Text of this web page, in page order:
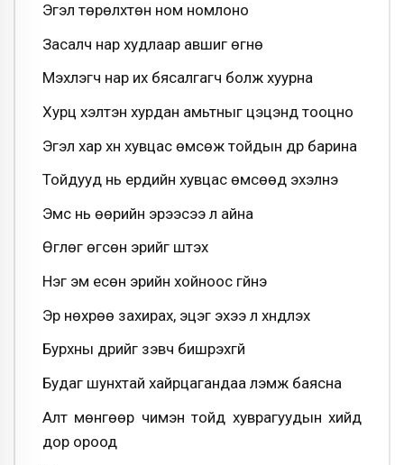
Эгэл төрөлхтөн ном номлоно
Засалч нар худлаар авшиг өгнө
Мэхлэгч нар их бясалгагч болж хуурна
Хурц хэлтэн хурдан амьтныг цэцэнд тооцно
Эгэл хар хүн хувцас өмсөж тойдын дүр барина
Тойдууд нь ердийн хувцас өмсөөд эхэлнэ
Эмс нь өөрийн эрээсээ үл айна
Өглөг өгсөн эрийг шүтэх
Нэг эм есөн эрийн хойноос гүйнэ
Эр нөхрөө захирах, эцэг эхээ үл хүндлэх
Бурхны дүрийг үзэвч бишрэхгүй
Будаг шунхтай хайрцагандаа үлэмж баясна
Алт мөнгөөр чимэн тойд хуврагуудын хийд
дор ороод